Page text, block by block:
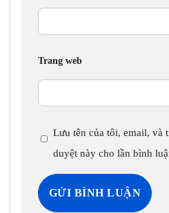
Trang web
Lưu tên của tôi, email, và
duyệt này cho lần bình